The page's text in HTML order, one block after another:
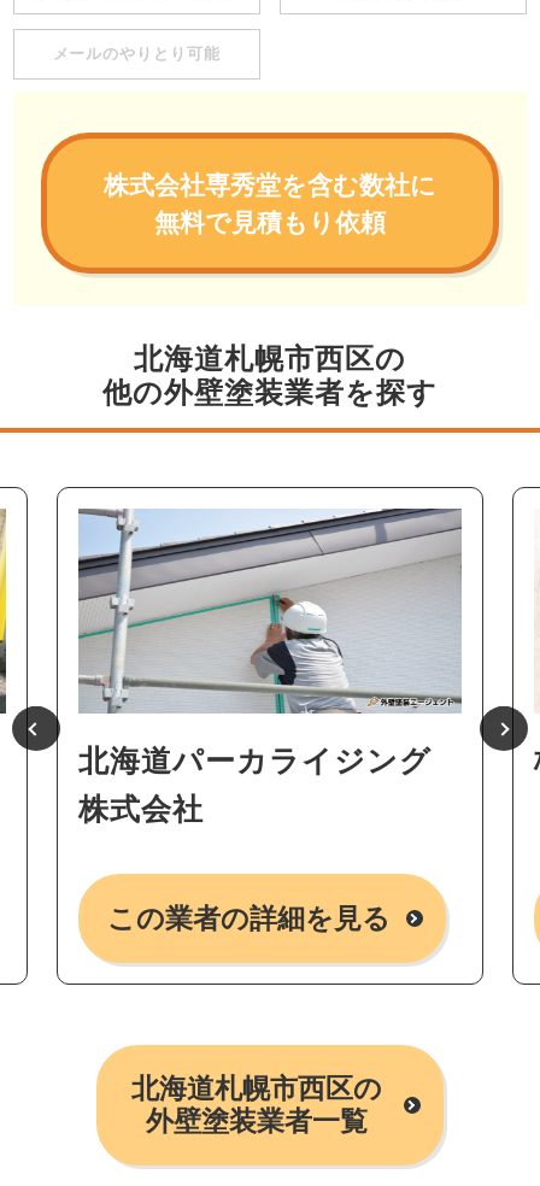
メールのやりとり可能
株式会社専秀堂を含む数社に
無料で見積もり依頼
北海道札幌市西区の
他の外壁塗装業者を探す
北海道パーカライジング
株式会社
この業者の詳細を見る
北海道札幌市西区の
外壁塗装業者一覧